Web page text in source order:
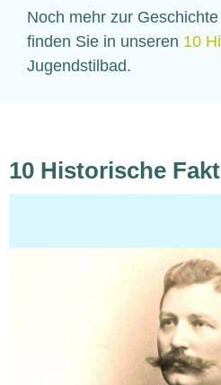
Noch mehr zur
finden Sie in unseren 10
Jugendstilbad.
10 Historische